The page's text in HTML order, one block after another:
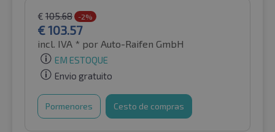
€ 105.68 -2%
€103.57
incl. IVA * por Auto-Raifen GmbH
EM ESTOQUE
Envio gratuito
Pormenores Cesto de compras